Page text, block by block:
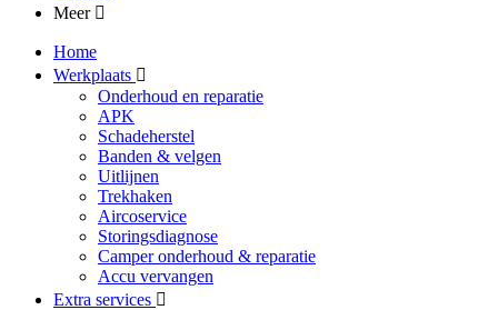
Meer
Home
Werkplaats
Onderhoud en reparatie
APK
Schadeherstel
Banden & velgen
Uitlijnen
Trekhaken
Aircoservice
Storingsdiagnose
Camper onderhoud & reparatie
Accu vervangen
Extra services